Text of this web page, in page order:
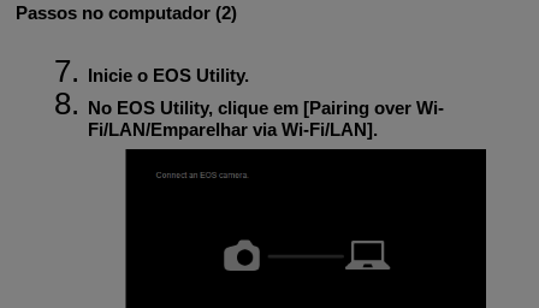
Passos no computador (2)
Inicie o EOS Utility.
No EOS Utility, clique em [Pairing over Wi-
Fi/LAN/Emparelhar via Wi-Fi/LAN].